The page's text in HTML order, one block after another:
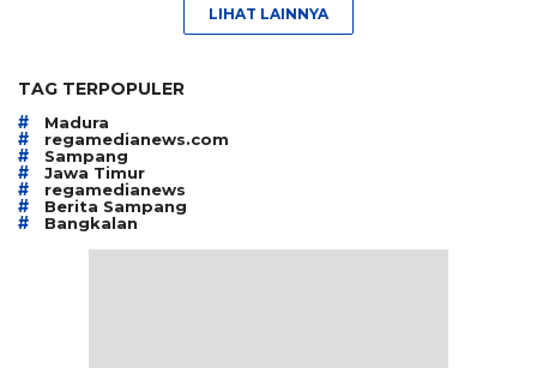
LIHAT LAINNYA
TAG TERPOPULER
# Madura
# regamedianews.com
# Sampang
# Jawa Timur
# regamedianews
# Berita Sampang
# Bangkalan